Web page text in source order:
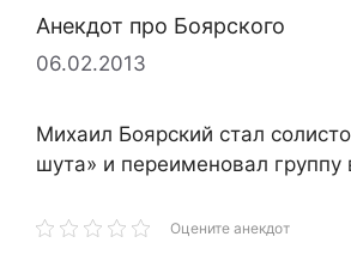
Анекдот про Боярского
06.02.2013
Михаил Боярский стал
шута» и переименовал
Оцените анекдот